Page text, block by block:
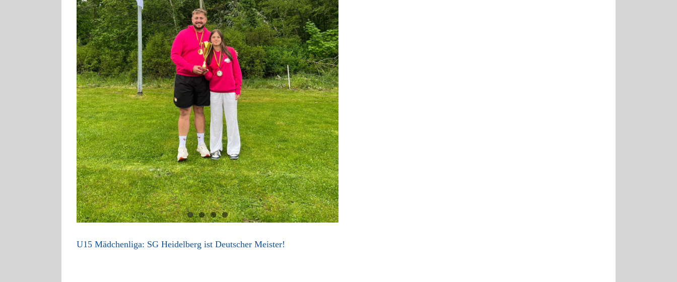
U15 Mädchenliga: SG Heidelberg ist Deutscher Meister!